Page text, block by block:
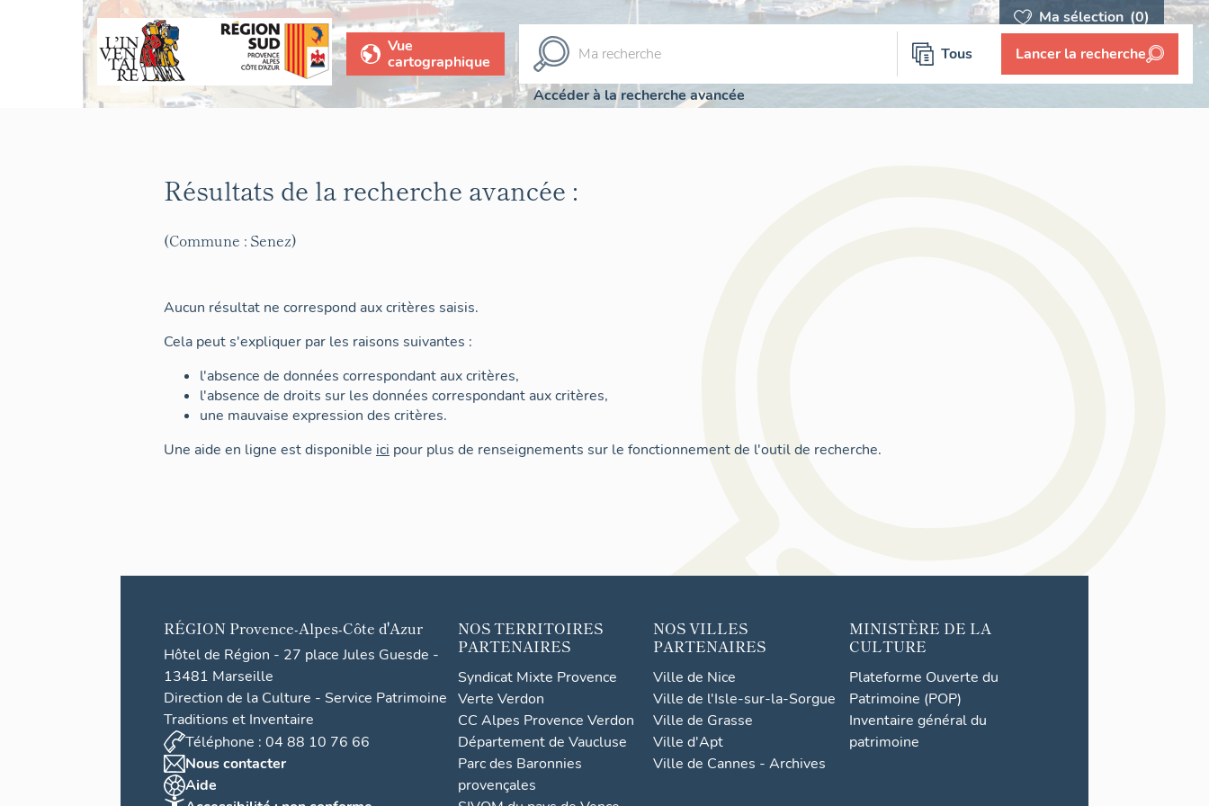
Ma sélection (0)
Vue
cartographique
Tous Lancer la recherche
Accéder à la recherche avancée
Résultats de la recherche avancée :
(Commune : Senez)
Aucun résultat ne correspond aux critères saisis.
Cela peut s'expliquer par les raisons suivantes :
l'absence de données correspondant aux critères,
l'absence de droits sur les données correspondant aux critères,
une mauvaise expression des critères.
Une aide en ligne est disponible ici pour plus de renseignements sur le fonctionnement de l'outil de recherche.
RÉGION Provence-Alpes-Côte d'Azur
Hôtel de Région - 27 place Jules Guesde -
13481 Marseille
Direction de la Culture - Service Patrimoine
Traditions et Inventaire
Téléphone : 04 88 10 76 66
Nous contacter
Aide
NOS TERRITOIRES
PARTENAIRES
Syndicat Mixte Provence
Verte Verdon
CC Alpes Provence Verdon
Département de Vaucluse
Parc des Baronnies
provençales
NOS VILLES
PARTENAIRES
Ville de Nice
Ville de l'Isle-sur-la-Sorgue
Ville de Grasse
Ville d'Apt
Ville de Cannes - Archives
MINISTÈRE DE LA
CULTURE
Plateforme Ouverte du
Patrimoine (POP)
Inventaire général du
patrimoine